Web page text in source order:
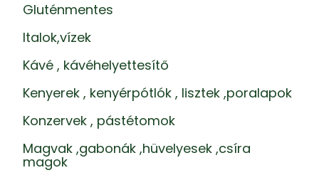
Gluténmentes
Italok,vízek
Kávé , kávéhelyettesítő
Kenyerek , kenyérpótlók , lisztek ,poralapok
Konzervek , pástétomok
Magvak ,gabonák ,hüvelyesek ,csíra
magok